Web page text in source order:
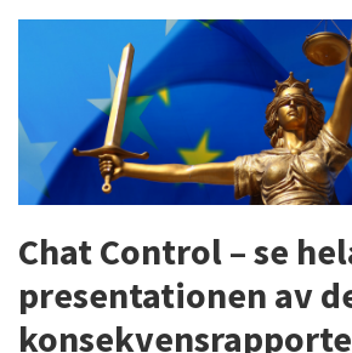
Chat Control – se
presentationen av